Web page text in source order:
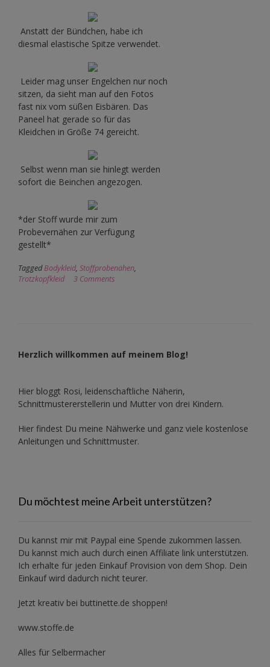
Anstatt der Bündchen, habe ich
diesmal elastische Spitze verwendet.
Leider mag unser Engelchen nur noch
sitzen, da sieht man auf den Fotos
fast nix vom süßen Eisbären. Das
Paneel hat gerade so für das
Kleidchen in Größe 74 gereicht.
Selbst wenn man sie hinlegt werden
sofort die Beinchen angezogen.
*der Stoff wurde mir zum
Probevernähen zur Verfügung
gestellt*
TaggedBodykleid, Stoffprobenähen,
Trotzkopfkleid
3 Comments
Herzlich willkommen auf meinem Blog!
Hier bloggt Rosi, leidenschaftliche Näherin,
Schnittmustererstellerin und Mutter von drei Kindern.
Hier findest Du meine Nähwerke und ganz viele kostenlose
Anleitungen und Schnittmuster.
Du möchtest meine Arbeit unterstützen?
Du kannst mir mit Paypal eine Spende zukommen lassen.
Du kannst mich auch durch einen Affiliate link unterstützen.
Ich erhalte für jeden Einkauf Provision von dem Shop. Dein
Einkauf wird dadurch nicht teurer.
Jetzt kreativ bei buttinette.de shoppen!
www.stoffe.de
Alles für Selbermacher